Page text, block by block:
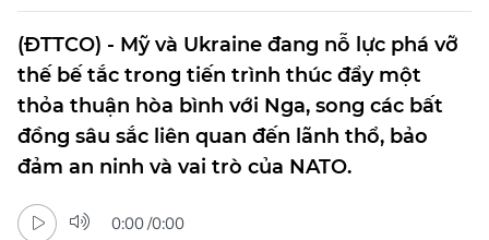
(ĐTTCO) - Mỹ và Ukraine đang nỗ lực phá vỡ
thế bế tắc trong tiến trình thúc đẩy một
thỏa thuận hòa bình với Nga, song các bất
đồng sâu sắc liên quan đến lãnh thổ, bảo
đảm an ninh và vai trò của NATO.
0:00/0:00